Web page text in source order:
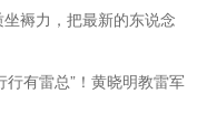
褥力，把最新的东说念
有雷总”！黄晓明教雷军